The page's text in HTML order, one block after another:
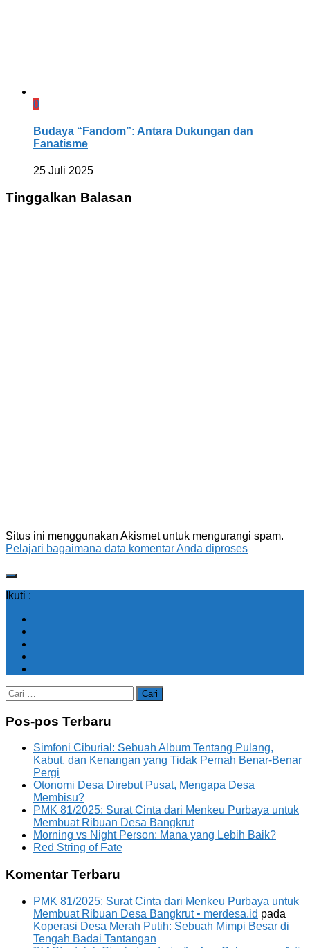
0
Budaya “Fandom”: Antara Dukungan dan
Fanatisme
25 Juli 2025
Tinggalkan Balasan
Situs ini menggunakan Akismet untuk mengurangi spam.
Pelajari bagaimana data komentar Anda diproses
Ikuti :
Cari
untuk:
Pos-pos Terbaru
Simfoni Ciburial: Sebuah Album Tentang Pulang,
Kabut, dan Kenangan yang Tidak Pernah Benar-Benar
Pergi
Otonomi Desa Direbut Pusat, Mengapa Desa
Membisu?
PMK 81/2025: Surat Cinta dari Menkeu Purbaya untuk
Membuat Ribuan Desa Bangkrut
Morning vs Night Person: Mana yang Lebih Baik?
Red String of Fate
Komentar Terbaru
PMK 81/2025: Surat Cinta dari Menkeu Purbaya untuk
Membuat Ribuan Desa Bangkrut • merdesa.id pada
Koperasi Desa Merah Putih: Sebuah Mimpi Besar di
Tengah Badai Tantangan